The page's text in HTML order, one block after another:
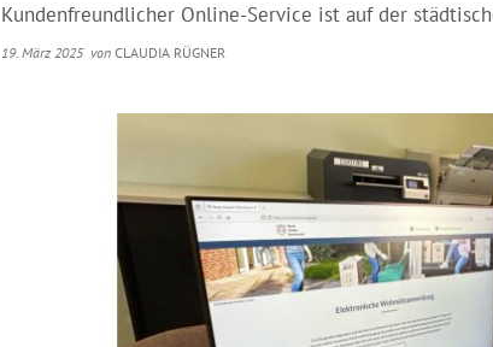
Kundenfreundlicher Online-Service ist auf der
19. März 2025 von CLAUDIA RÜGNER